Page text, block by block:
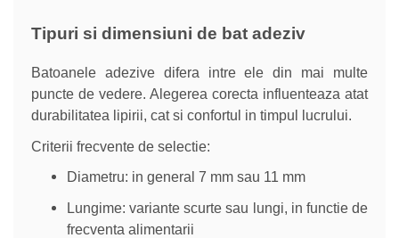
Tipuri si dimensiuni de bat adeziv
Batoanele adezive difera intre ele din mai multe
puncte de vedere. Alegerea corecta influenteaza atat
durabilitatea lipirii, cat si confortul in timpul lucrului.
Criterii frecvente de selectie:
Diametru: in general 7 mm sau 11 mm
Lungime: variante scurte sau lungi, in functie de
frecventa alimentarii